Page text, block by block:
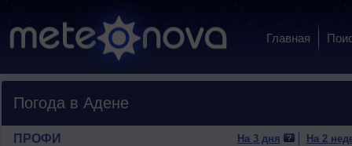
Главная
Погода в Адене
ПРОФИ На 3 дня На 2